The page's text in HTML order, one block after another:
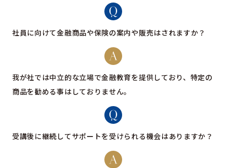
社員に向けて金融商品や保険の案内や販売はされますか？
我が社では中立的な立場で金融教育を提供しており、特定の
商品を勧める事はしておりません。
受講後に継続してサポートを受けられる機会はありますか？